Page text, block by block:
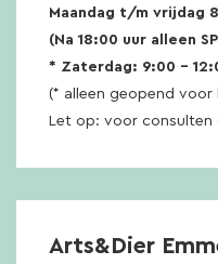
Maandag t/m vrijdag
(Na 18:00 uur alleen
* Zaterdag: 9:00 –
(* alleen geopend voor
Let op: voor
Arts&Dier